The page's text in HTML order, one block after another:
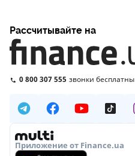
Рассчитывайте на
0 800 307 555 звонки бесплатны
Приложение от Finance.ua